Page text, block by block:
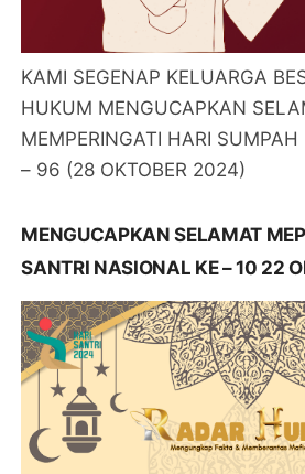
KAMI SEGENAP KELUARGA
HUKUM MENGUCAPKAN
MEMPERINGATI HARI
– 96 (28 OKTOBER 2024)
MENGUCAPKAN SELAMAT
SANTRI NASIONAL KE – 10 22